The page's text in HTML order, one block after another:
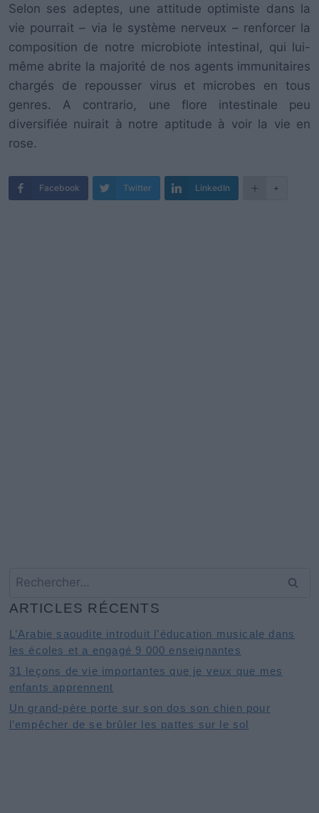
Selon ses adeptes, une attitude optimiste dans la
vie pourrait – via le système nerveux – renforcer la
composition de notre microbiote intestinal, qui lui-
même abrite la majorité de nos agents immunitaires
chargés de repousser virus et microbes en tous
genres. A contrario, une flore intestinale peu
diversifiée nuirait à notre aptitude à voir la vie en
rose.
Facebook Twitter LinkedIn +
Rechercher :
ARTICLES RÉCENTS
L’Arabie saoudite introduit l’éducation musicale dans
les écoles et a engagé 9 000 enseignantes
31 leçons de vie importantes que je veux que mes
enfants apprennent
Un grand-père porte sur son dos son chien pour
l’empêcher de se brûler les pattes sur le sol